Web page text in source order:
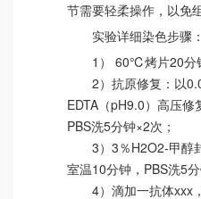
节需要轻柔操作，以免
实验详细染色步骤：
1） 60℃烤片20分
2）抗原修复：以
EDTA（pH9.0）高压修
PBS洗5分钟×2次；
3）3％H2O2-甲醇
室温10分钟，PBS洗5分
4）滴加一抗体xxx